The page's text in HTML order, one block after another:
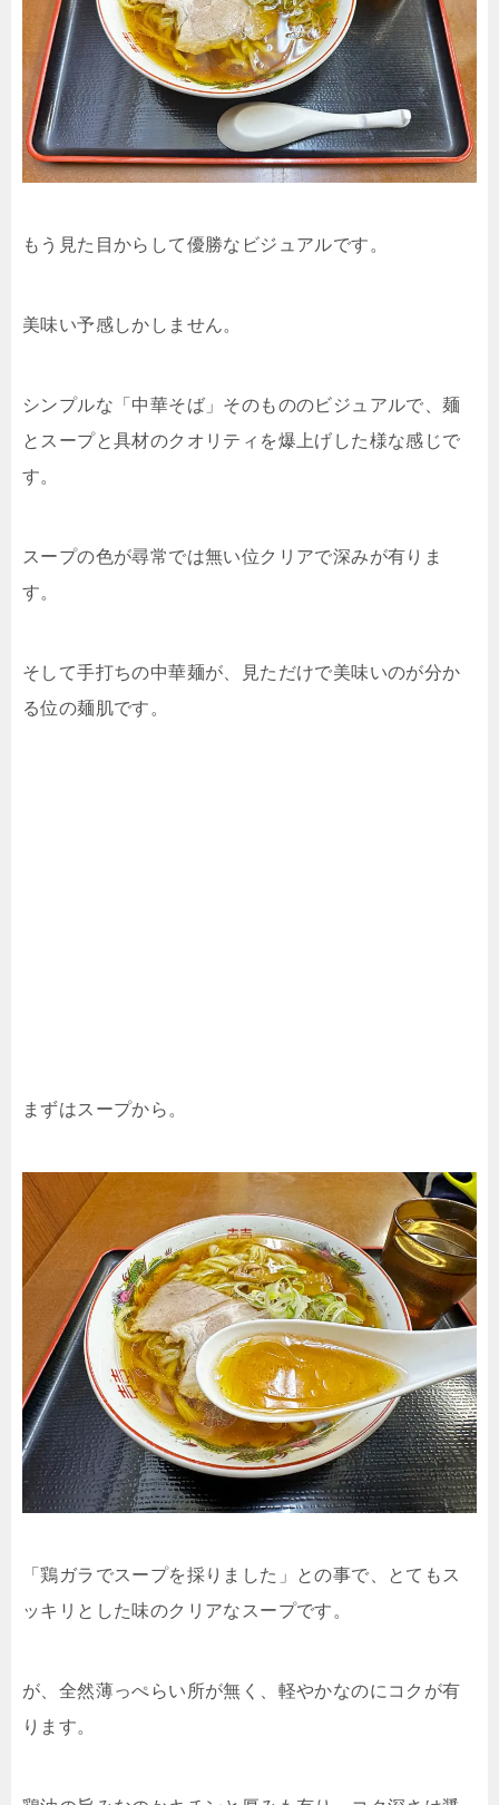
もう見た目からして優勝なビジュアルです。
美味い予感しかしません。
シンプルな「中華そば」そのもののビジュアルで、麺
とスープと具材のクオリティを爆上げした様な感じで
す。
スープの色が尋常では無い位クリアで深みが有りま
す。
そして手打ちの中華麺が、見ただけで美味いのが分か
る位の麺肌です。
まずはスープから。
「鶏ガラでスープを採りました」との事で、とてもス
ッキリとした味のクリアなスープです。
が、全然薄っぺらい所が無く、軽やかなのにコクが有
ります。